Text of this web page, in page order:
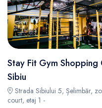
Stay Fit Gym Shopping
Sibiu
Strada Sibiului 5, Șelimbăr,
court, etaj 1 -